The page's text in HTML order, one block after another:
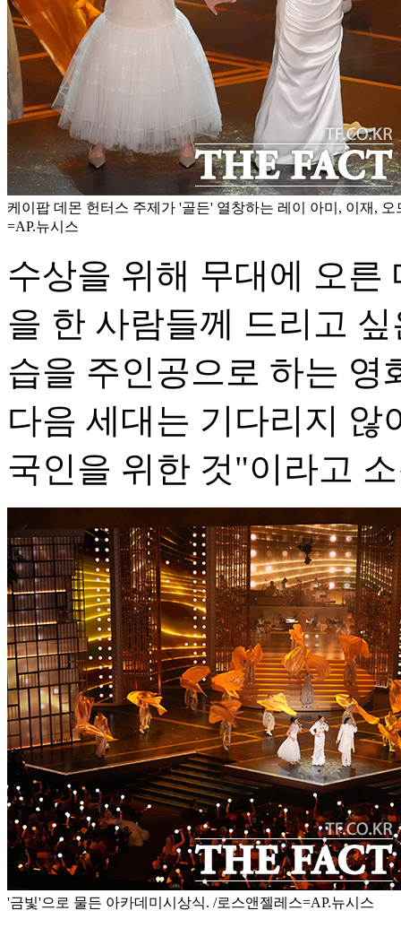
케이팝 데몬 헌터스 주제가 '골든' 열창하는 레이 아미, 이재,
=AP.뉴시스
수상을 위해 무대에 오른
을 한 사람들께 드리고
습을 주인공으로 하는 영
다음 세대는 기다리지 않
국인을 위한 것"이라고
'금빛'으로 물든 아카데미시상식. /로스앤젤레스=AP.뉴시스